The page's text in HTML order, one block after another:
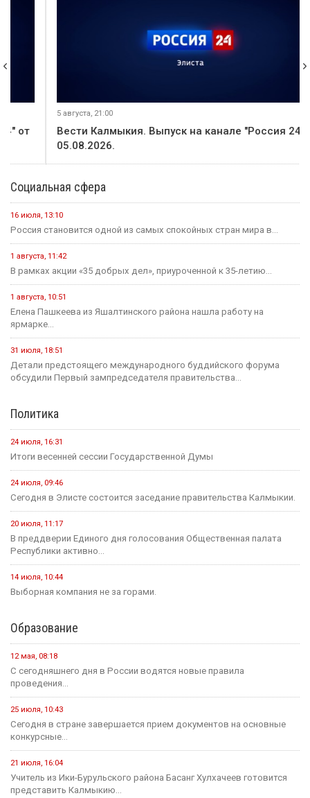
5 августа, 21:00
Вести Калмыкия. Выпуск на канале "Россия 24" от
05.08.2026.
Социальная сфера
16 июля, 13:10
Россия становится одной из самых спокойных стран мира в...
1 августа, 11:42
В рамках акции «35 добрых дел», приуроченной к 35-летию...
1 августа, 10:51
Елена Пашкеева из Яшалтинского района нашла работу на
ярмарке...
31 июля, 18:51
Детали предстоящего международного буддийского форума
обсудили Первый зампредседателя правительства...
Политика
24 июля, 16:31
Итоги весенней сессии Государственной Думы
24 июля, 09:46
Сегодня в Элисте состоится заседание правительства Калмыкии.
20 июля, 11:17
В преддверии Единого дня голосования Общественная палата
Республики активно...
14 июля, 10:44
Выборная компания не за горами.
Образование
12 мая, 08:18
С сегодняшнего дня в России водятся новые правила
проведения...
25 июля, 10:43
Сегодня в стране завершается прием документов на основные
конкурсные...
21 июля, 16:04
Учитель из Ики-Бурульского района Басанг Хулхачеев готовится
представить Калмыкию...